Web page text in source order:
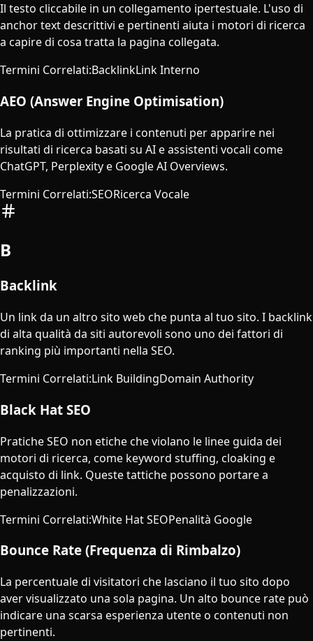
Il testo cliccabile in un collegamento ipertestuale. L'uso di
anchor text descrittivi e pertinenti aiuta i motori di ricerca
a capire di cosa tratta la pagina collegata.
Termini Correlati:BacklinkLink Interno
AEO (Answer Engine Optimisation)
La pratica di ottimizzare i contenuti per apparire nei
risultati di ricerca basati su AI e assistenti vocali come
ChatGPT, Perplexity e Google AI Overviews.
Termini Correlati:SEORicerca Vocale
B
Backlink
Un link da un altro sito web che punta al tuo sito. I backlink
di alta qualità da siti autorevoli sono uno dei fattori di
ranking più importanti nella SEO.
Termini Correlati:Link BuildingDomain Authority
Black Hat SEO
Pratiche SEO non etiche che violano le linee guida dei
motori di ricerca, come keyword stuffing, cloaking e
acquisto di link. Queste tattiche possono portare a
penalizzazioni.
Termini Correlati:White Hat SEOPenalità Google
Bounce Rate (Frequenza di Rimbalzo)
La percentuale di visitatori che lasciano il tuo sito dopo
aver visualizzato una sola pagina. Un alto bounce rate può
indicare una scarsa esperienza utente o contenuti non
pertinenti.